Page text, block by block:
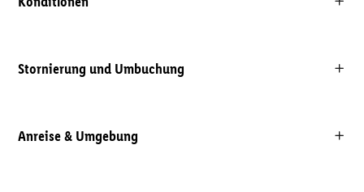
Stornierung und Umbuchung
Anreise & Umgebung